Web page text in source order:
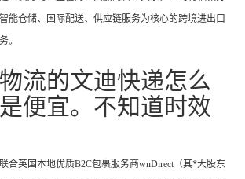
能仓储、国际配送、供应链服务为核心的跨境进出口
。
流的文迪快递怎么
便宜。不知道时效
合英国本地优质B2C包裹服务商wnDirect（其*大股东